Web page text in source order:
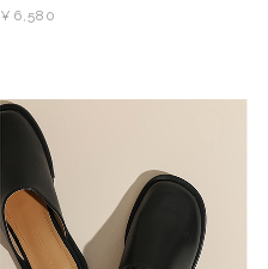
¥6,580